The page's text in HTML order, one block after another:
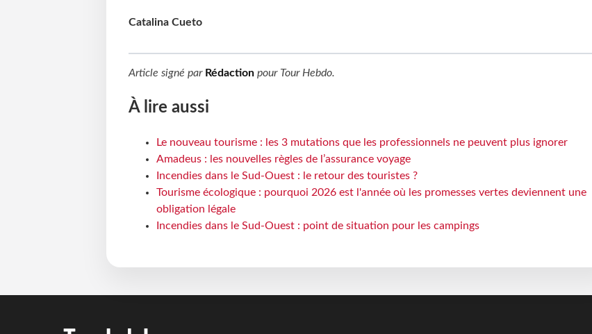
Catalina Cueto
Article signé par Rédactionpour Tour Hebdo.
À lire aussi
Le nouveau tourisme : les 3 mutations que les professionnels ne peuvent plus ignorer
Amadeus : les nouvelles règles de l’assurance voyage
Incendies dans le Sud-Ouest : le retour des touristes ?
Tourisme écologique : pourquoi 2026 est l'année où les promesses vertes deviennent une
obligation légale
Incendies dans le Sud-Ouest : point de situation pour les campings